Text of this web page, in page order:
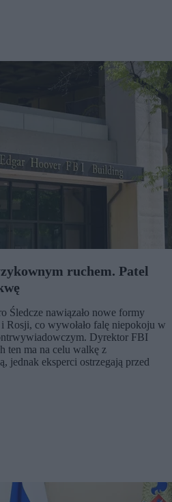
ruchem. Patel
Śledcze nawiązało nowe formy
Rosji, co wywołało falę niepokoju w
Dyrektor FBI
ten ma na celu walkę z
jednak eksperci ostrzegają przed